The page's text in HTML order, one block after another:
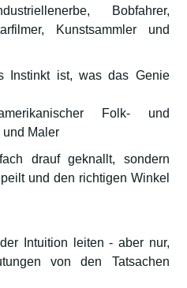
Bobfahrer,
Kunstsammler und
Instinkt ist, was das Genie
Folk- und
und Maler
drauf geknallt, sondern
und den richtigen Winkel
Intuition leiten - aber nur,
von den Tatsachen